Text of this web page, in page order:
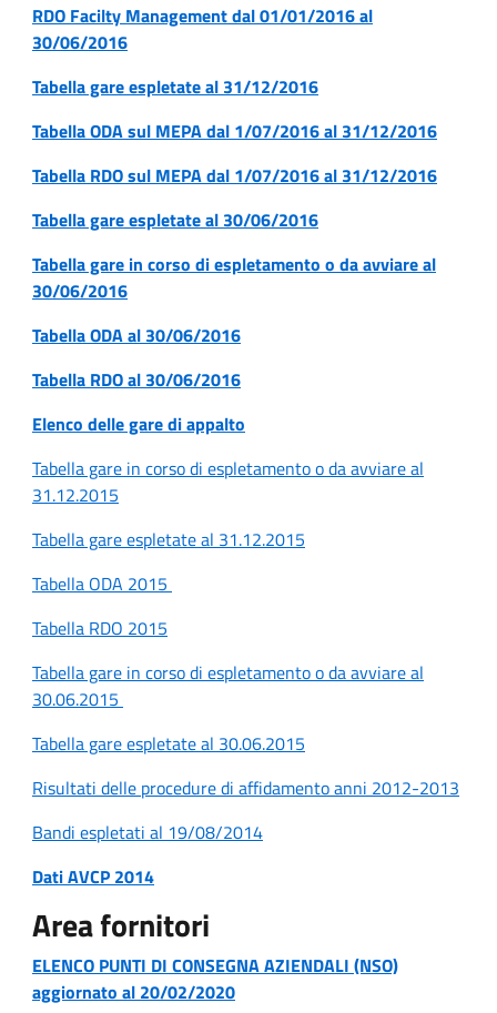
RDO Facilty Management dal 01/01/2016 al
30/06/2016
Tabella gare espletate al 31/12/2016
Tabella ODA sul MEPA dal 1/07/2016 al 31/12/2016
Tabella RDO sul MEPA dal 1/07/2016 al 31/12/2016
Tabella gare espletate al 30/06/2016
Tabella gare in corso di espletamento o da avviare al
30/06/2016
Tabella ODA al 30/06/2016
Tabella RDO al 30/06/2016
Elenco delle gare di appalto
Tabella gare in corso di espletamento o da avviare al
31.12.2015
Tabella gare espletate al 31.12.2015
Tabella ODA 2015
Tabella RDO 2015
Tabella gare in corso di espletamento o da avviare al
30.06.2015
Tabella gare espletate al 30.06.2015
Risultati delle procedure di affidamento anni 2012-2013
Bandi espletati al 19/08/2014
Dati AVCP 2014
Area fornitori
ELENCO PUNTI DI CONSEGNA AZIENDALI (NSO)
aggiornato al 20/02/2020